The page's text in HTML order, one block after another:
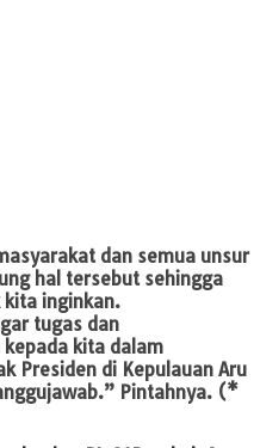
dan semua unsur
hal tersebut sehingga
inginkan.
tugas dan
kita dalam
Presiden di Kepulauan Aru
Pintahnya. (*